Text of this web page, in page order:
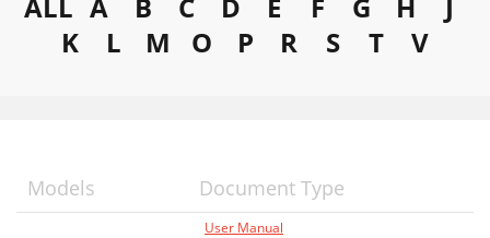
K
L M O P R S T V
Models Document Type
User Manual